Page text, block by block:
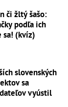
či žltý šašo:
podľa ich
sa! (kvíz)
slovenských
sa
vyústil